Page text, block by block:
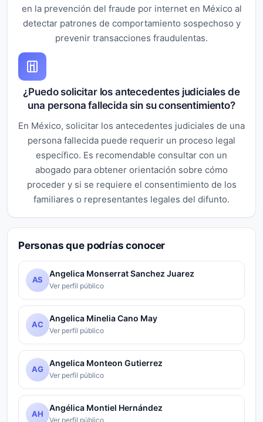
en la prevención del fraude por internet en México al
detectar patrones de comportamiento sospechoso y
prevenir transacciones fraudulentas.
¿Puedo solicitar los antecedentes judiciales de
una persona fallecida sin su consentimiento?
En México, solicitar los antecedentes judiciales de una
persona fallecida puede requerir un proceso legal
específico. Es recomendable consultar con un
abogado para obtener orientación sobre cómo
proceder y si se requiere el consentimiento de los
familiares o representantes legales del difunto.
Personas que podrías conocer
AS
Angelica Monserrat Sanchez Juarez
Ver perfil público
AC
Angelica Minelia Cano May
Ver perfil público
AG
Angelica Monteon Gutierrez
Ver perfil público
AH
Angélica Montiel Hernández
Ver perfil público